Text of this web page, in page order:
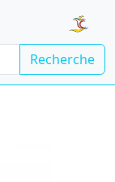
Recherche